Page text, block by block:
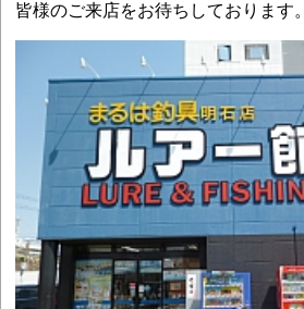
皆様のご来店をお待ちしております。